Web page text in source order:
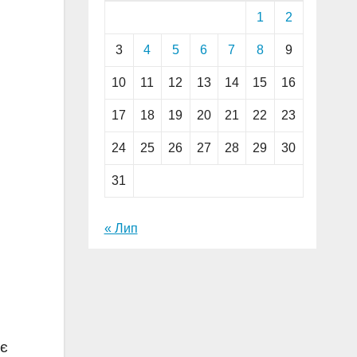
1 2
3 4 5 6 7 8 9
10 11 12 13 14 15 16
17 18 19 20 21 22 23
24 25 26 27 28 29 30
31
« Лип